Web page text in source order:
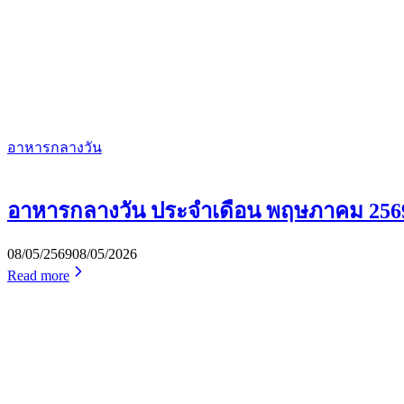
อาหารกลางวัน
อาหารกลางวัน ประจำเดือน พฤษภาคม
08/05/256908/05/2026
Read more